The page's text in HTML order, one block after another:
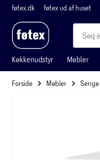
føtex.dk føtex ud af huset
Køkkenudstyr Møbler
Forside Møbler Senge